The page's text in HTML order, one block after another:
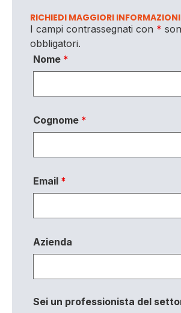
RICHIEDI MAGGIORI INFORMAZIONI
I campi contrassegnati con *
obbligatori.
Nome *
Cognome *
Email *
Azienda
Sei un professionista del